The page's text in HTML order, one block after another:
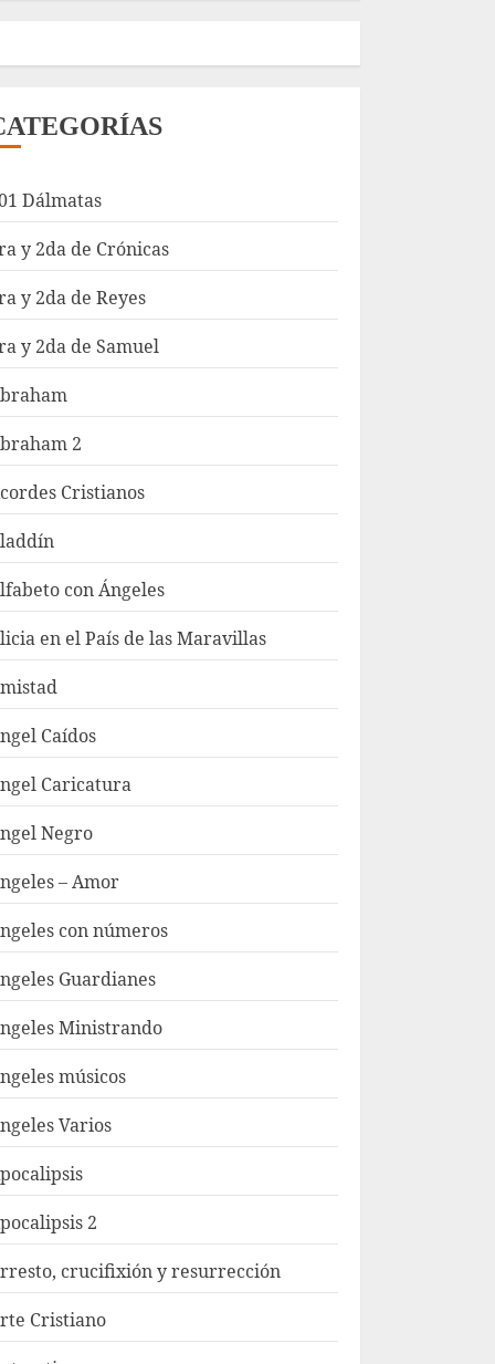
Dálmatas
y 2da de Crónicas
y 2da de Reyes
y 2da de Samuel
2
Cristianos
con Ángeles
en el País de las Maravillas
Caídos
Caricatura
Negro
– Amor
con números
Guardianes
Ministrando
músicos
Varios
2
crucifixión y resurrección
Cristiano